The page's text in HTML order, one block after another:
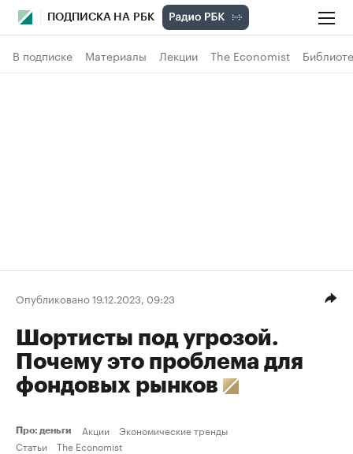
ПОДПИСКА НА РБК
В подписке Материалы Лекции The Economist
Опубликовано 19.12.2023, 09:23
Шортисты под угрозой.
Почему это проблема для
фондовых рынков
Про: деньги Акции
Экономические тренды
Статьи
The Economist